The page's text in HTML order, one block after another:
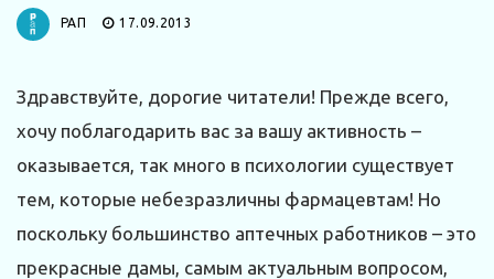
РАП 17.09.2013
Здравствуйте, дорогие читатели! Прежде всего,
хочу поблагодарить вас за вашу активность –
оказывается, так много в психологии существует
тем, которые небезразличны фармацевтам! Но
поскольку большинство аптечных работников – это
прекрасные дамы, самым актуальным вопросом,